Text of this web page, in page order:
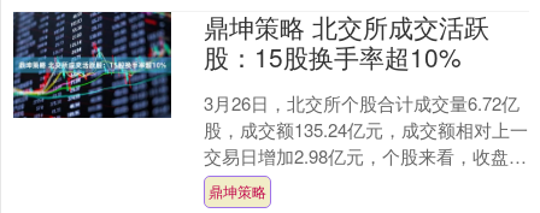
鼎坤策略 北交所成交活跃
股：15股换手率超10%
3月26日，北交所个股合计成交量6.72亿
股，成交额135.24亿元，成交额相对上一
交易日增加2.98亿元，个股来看，收盘上
涨的共39只。 证券时报数据宝统计显....
鼎坤策略